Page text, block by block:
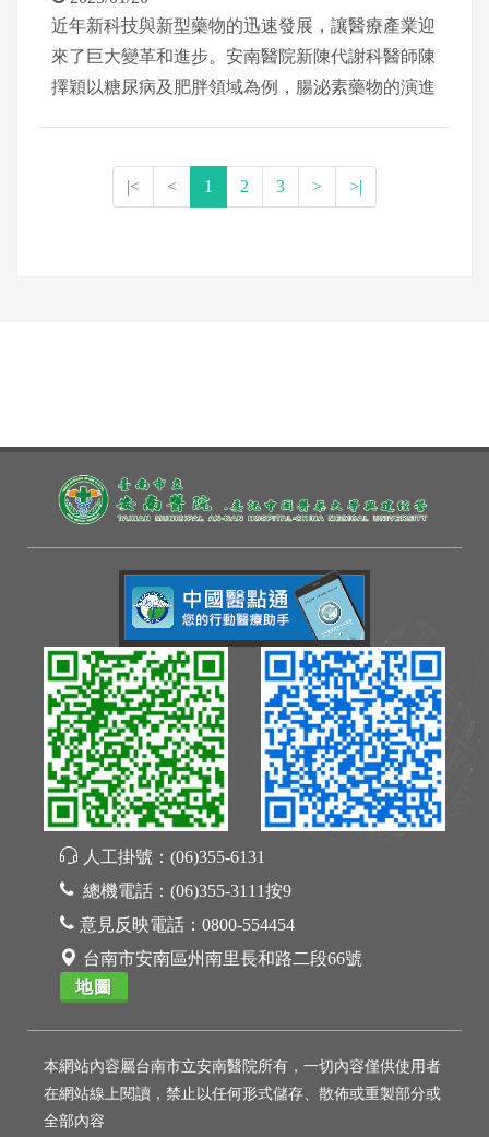
近年新科技與新型藥物的迅速發展，讓醫療產業迎
來了巨大變革和進步。安南醫院新陳代謝科醫師陳
擇穎以糖尿病及肥胖領域為例，腸泌素藥物的演進
泌素」；加上AI人工智慧使血糖和體重的追蹤與控
制更為便利，不只患者的治療選擇變得更多元，成
|< < 1 2 3 > >|
人工掛號： (06)355-6131
總機電話： (06)355-3111按9
意見反映電話： 0800-554454
台南市安南區州南里長和路二段66號
地圖
本網站內容屬台南市立安南醫院所有，一切內容僅供使用者
在網站線上閱讀，禁止以任何形式儲存、散佈或重製部分或
全部內容